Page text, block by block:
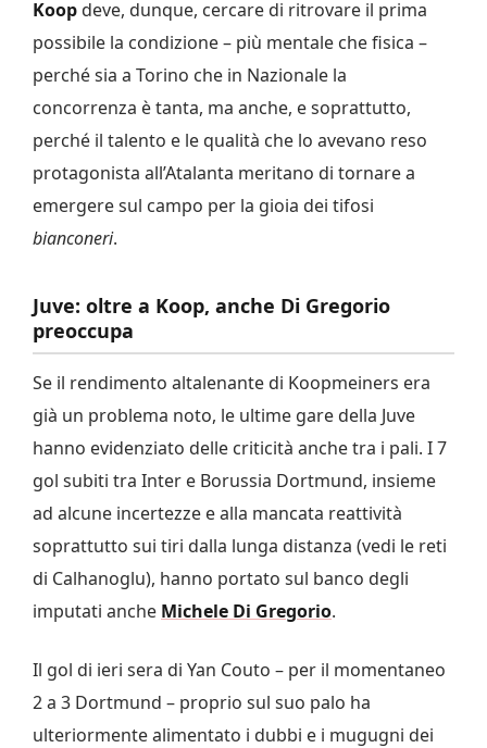
Koop deve, dunque, cercare di ritrovare il prima
possibile la condizione – più mentale che fisica –
perché sia a Torino che in Nazionale la
concorrenza è tanta, ma anche, e soprattutto,
perché il talento e le qualità che lo avevano reso
protagonista all’Atalanta meritano di tornare a
emergere sul campo per la gioia dei tifosi
bianconeri.
Juve: oltre a Koop, anche Di Gregorio
preoccupa
Se il rendimento altalenante di Koopmeiners era
già un problema noto, le ultime gare della Juve
hanno evidenziato delle criticità anche tra i pali. I 7
gol subiti tra Inter e Borussia Dortmund, insieme
ad alcune incertezze e alla mancata reattività
soprattutto sui tiri dalla lunga distanza (vedi le reti
di Calhanoglu), hanno portato sul banco degli
imputati anche Michele Di Gregorio.
Il gol di ieri sera di Yan Couto – per il momentaneo
2 a 3 Dortmund – proprio sul suo palo ha
ulteriormente alimentato i dubbi e i mugugni dei